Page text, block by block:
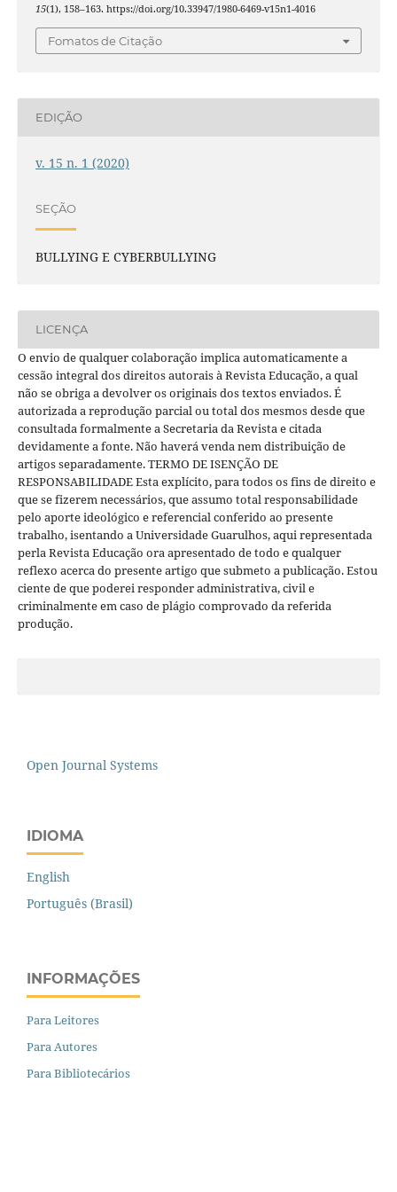
15(1), 158–163. https://doi.org/10.33947/1980-6469-v15n1-4016
Fomatos de Citação
EDIÇÃO
v. 15 n. 1 (2020)
SEÇÃO
BULLYING E CYBERBULLYING
LICENÇA
O envio de qualquer colaboração implica automaticamente a
cessão integral dos direitos autorais à Revista Educação, a qual
não se obriga a devolver os originais dos textos enviados. É
autorizada a reprodução parcial ou total dos mesmos desde que
consultada formalmente a Secretaria da Revista e citada
devidamente a fonte. Não haverá venda nem distribuição de
artigos separadamente. TERMO DE ISENÇÃO DE
RESPONSABILIDADE Esta explícito, para todos os fins de direito e
que se fizerem necessários, que assumo total responsabilidade
pelo aporte ideológico e referencial conferido ao presente
trabalho, isentando a Universidade Guarulhos, aqui representada
perla Revista Educação ora apresentado de todo e qualquer
reflexo acerca do presente artigo que submeto a publicação. Estou
ciente de que poderei responder administrativa, civil e
criminalmente em caso de plágio comprovado da referida
produção.
Open Journal Systems
IDIOMA
English
Português (Brasil)
INFORMAÇÕES
Para Leitores
Para Autores
Para Bibliotecários